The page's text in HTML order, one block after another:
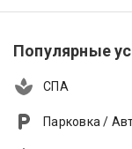
Популярные
СПА
Парковка /